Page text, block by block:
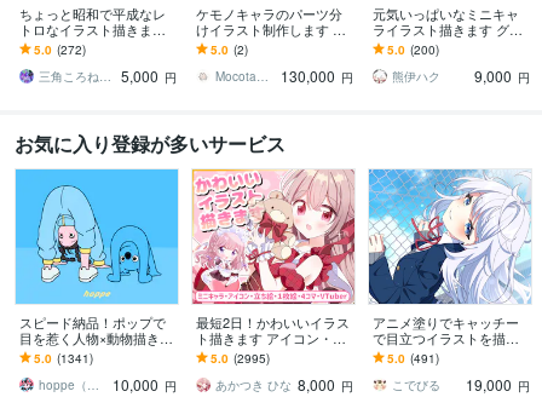
ちょっと昭和で平成なレ
トロなイラスト描きます
昭和・平成レトロ☆ネオ
ン☆パステル
5.0 (272)
三角ころねる☆プロフ必読願います
5,000 円
ケモノキャラのパーツ分
けイラスト制作します 顔
が良いイケケモVtuberに
なりたい方、お任せくだ
さい！
5.0 (2)
Mocota（もこた）
130,000 円
元気いっぱいなミニキャ
ライラスト描きます グッ
ズ/動画/スタンプ/などに
5.0 (200)
熊伊ハク
9,000 円
お気に入り登録が多いサービス
スピード納品！ポップで
目を惹く人物×動物描きま
す 挿絵・動画・グッズな
ど鮮やかな配色で個性を
出したい方へ
5.0 (1341)
hoppe（ほっぺ）
10,000 円
最短2日！かわいいイラス
ト描きます アイコン・ミ
ニキャラ・４コマ・立ち
絵をスピード納品しま
す！
5.0 (2995)
あかつき ひな 8,000 円
アニメ塗りでキャッチー
で目立つイラストを描き
ます 動画用、スチル、ア
イコン等、目を引くイラ
ストをご希望の方に！
5.0 (491)
こでびる
19,000 円